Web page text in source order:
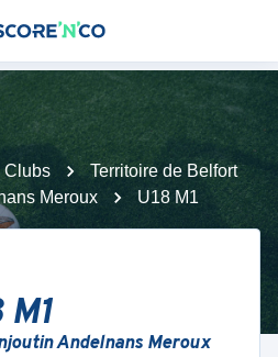
Clubs
Territoire de Belfort
Meroux
U18 M1
M1
Andelnans Meroux